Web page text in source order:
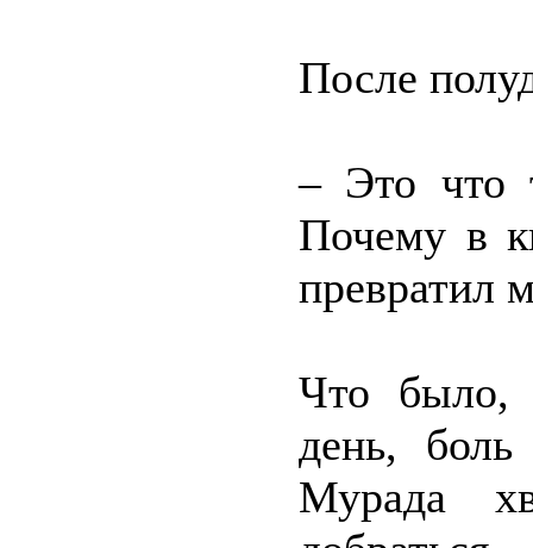
После
– Это что
Почему в
превратил
Что было,
день,
Мурада